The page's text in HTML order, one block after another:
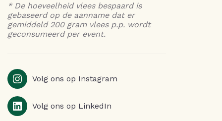
* De hoeveelheid vlees bespaard is
gebaseerd op de aanname dat er
gemiddeld 200 gram vlees p.p. wordt
geconsumeerd per event.
Volg ons op Instagram
Volg ons op LinkedIn